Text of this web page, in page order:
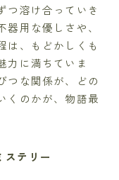
つ溶け合っていき
用な優しさや、
は、もどかしくも
力に満ちていま
つな関係が、どの
くのかが、物語最
テリー